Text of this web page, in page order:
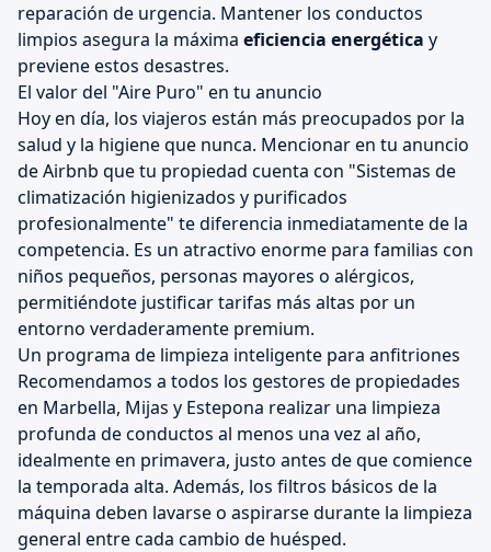
reparación de urgencia. Mantener los conductos
limpios asegura la máxima eficiencia energética y
previene estos desastres.
El valor del "Aire Puro" en tu anuncio
Hoy en día, los viajeros están más preocupados por la
salud y la higiene que nunca. Mencionar en tu anuncio
de Airbnb que tu propiedad cuenta con "Sistemas de
climatización higienizados y purificados
profesionalmente" te diferencia inmediatamente de la
competencia. Es un atractivo enorme para familias con
niños pequeños, personas mayores o alérgicos,
permitiéndote justificar tarifas más altas por un
entorno verdaderamente premium.
Un programa de limpieza inteligente para anfitriones
Recomendamos a todos los gestores de propiedades
en Marbella, Mijas y Estepona realizar una limpieza
profunda de conductos al menos una vez al año,
idealmente en primavera, justo antes de que comience
la temporada alta. Además, los filtros básicos de la
máquina deben lavarse o aspirarse durante la limpieza
general entre cada cambio de huésped.